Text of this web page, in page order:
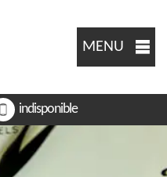
MENU
indisponible